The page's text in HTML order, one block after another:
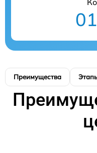
Преимущества